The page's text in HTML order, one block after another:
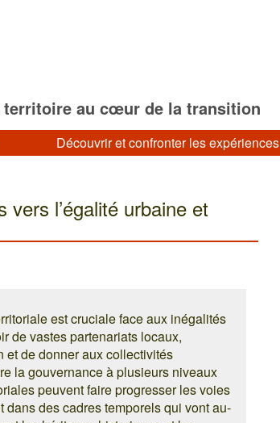
territoire au cœur de la transition
Découvrir et confronter les expériences
l’égalité urbaine et
est cruciale face aux inégalités
de vastes partenariats locaux,
et de donner aux collectivités
la gouvernance à plusieurs niveaux
peuvent faire progresser les voies
dans des cadres temporels qui vont au-